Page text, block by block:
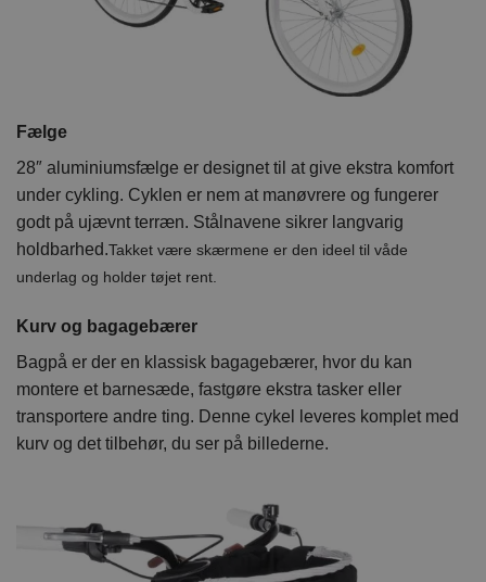
Fælge
28″ aluminiumsfælge er designet til at give ekstra komfort
under cykling. Cyklen er nem at manøvrere og fungerer
godt på ujævnt terræn. Stålnavene sikrer langvarig
holdbarhed.Takket være skærmene er den ideel til våde
underlag og holder tøjet rent.
Kurv og bagagebærer
Bagpå er der en klassisk bagagebærer, hvor du kan
montere et barnesæde, fastgøre ekstra tasker eller
transportere andre ting. Denne cykel leveres komplet med
kurv og det tilbehør, du ser på billederne.